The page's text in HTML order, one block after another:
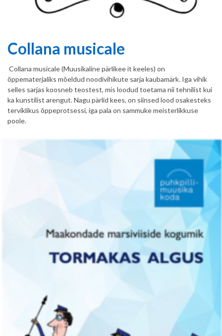
Collana musicale
Collana musicale (Muusikaline pärlikee it keeles) on
õppematerjaliks mõeldud noodivihikute sarja kaubamärk. Iga vihik
selles sarjas koosneb teostest, mis loodud toetama nii tehnilist kui
ka kunstilist arengut. Nagu pärlid kees, on siinsed lood osakesteks
terviklikus õppeprotsessi, iga pala on sammuke meisterlikkuse
poole.